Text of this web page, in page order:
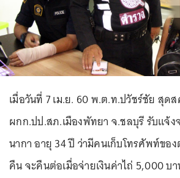
เมื่อวันที่ 7 เม.ย. 60 พ.ต.ท.ปวัชร์ชัย สุดส
ผกก.ปป.สภ.เมืองพัทยา จ.ชลบุรี รับแจ้ง
นากา อายุ 34 ปี ว่ามีคนเก็บโทรศัพท์ขอ
คืน จะคืนต่อเมื่อจ่ายเงินค่าไถ่ 5,000 บ